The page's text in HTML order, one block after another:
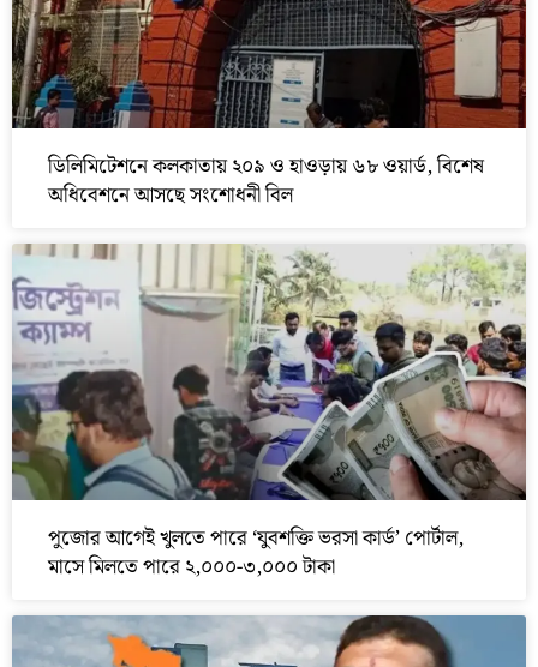
ডিলিমিটেশনে কলকাতায় ২০৯ ও হাওড়ায় ৬৮ ওয়ার্ড, বিশেষ
অধিবেশনে আসছে সংশোধনী বিল
পুজোর আগেই খুলতে পারে ‘যুবশক্তি ভরসা কার্ড’ পোর্টাল,
মাসে মিলতে পারে ২,০০০-৩,০০০ টাকা